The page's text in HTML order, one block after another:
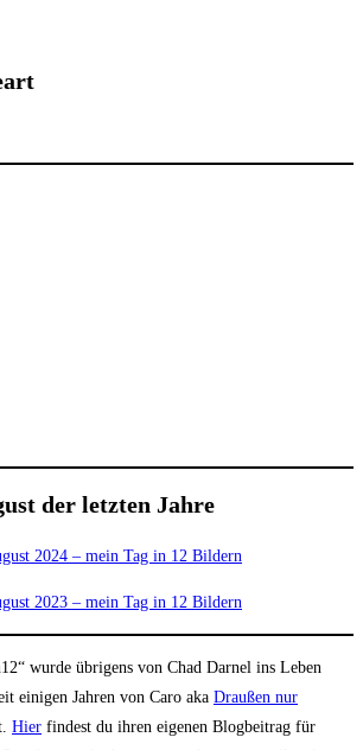
der letzten Jahre
2024 – mein Tag in 12 Bildern
2023 – mein Tag in 12 Bildern
wurde übrigens von Chad Darnel ins Leben
einigen Jahren von Caro aka Draußen nur
Hier findest du ihren eigenen Blogbeitrag für